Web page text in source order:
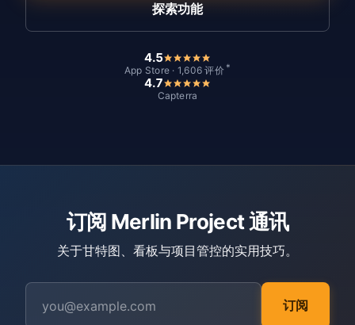
探索功能
4.5
App Store · 1,606 评价 *
4.7
Capterra
订阅 Merlin Project 通讯
关于甘特图、看板与项目管控的实用技巧。
订阅